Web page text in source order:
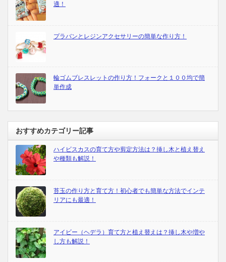
適！
プラバンとレジンアクセサリーの簡単な作り方！
輪ゴムブレスレットの作り方！フォークと１００均で簡
単作成
おすすめカテゴリー記事
ハイビスカスの育て方や剪定方法は？挿し木と植え替え
や種類も解説！
苔玉の作り方と育て方！初心者でも簡単な方法でインテ
リアにも最適！
アイビー（ヘデラ）育て方と植え替えは？挿し木や増や
し方も解説！